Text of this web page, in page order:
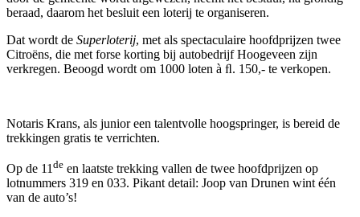
beraad, daarom het besluit een loterij te organiseren.
Dat wordt de Superloterij, met als spectaculaire hoofdprijzen twee
Citroëns, die met forse korting bij autobedrijf Hoogeveen zijn
verkregen. Beoogd wordt om 1000 loten à ﬂ. 150,- te verkopen.
Notaris Krans, als junior een talentvolle hoogspringer, is bereid de
trekkingen gratis te verrichten.
Op de 11 de en laatste trekking vallen de twee hoofdprijzen op
lotnummers 319 en 033. Pikant detail: Joop van Drunen wint één
van de auto’s!